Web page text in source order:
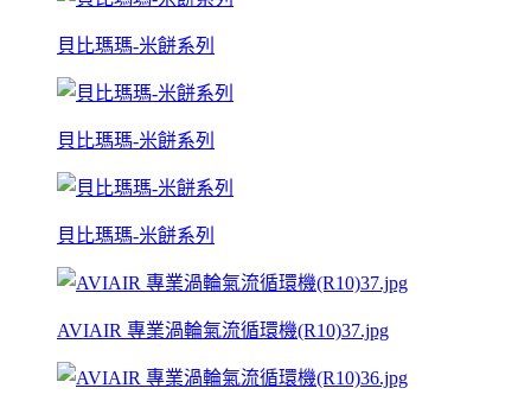
貝比瑪瑪-米餅系列
貝比瑪瑪-米餅系列
貝比瑪瑪-米餅系列
AVIAIR 專業渦輪氣流循環機(R10)37.jpg